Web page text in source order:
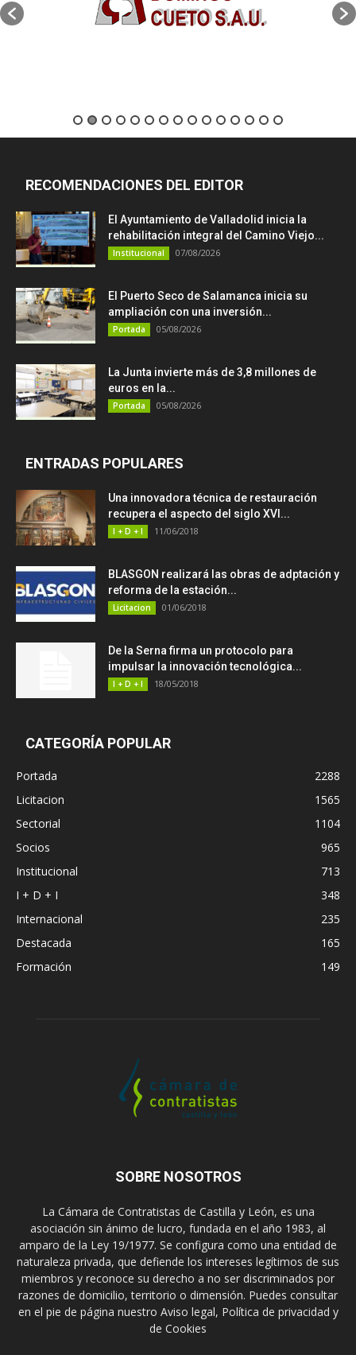
RECOMENDACIONES DEL EDITOR
El Ayuntamiento de Valladolid inicia la
rehabilitación integral del Camino Viejo...
Institucional 07/08/2026
El Puerto Seco de Salamanca inicia su
ampliación con una inversión...
Portada 05/08/2026
La Junta invierte más de 3,8 millones de
euros en la...
Portada 05/08/2026
ENTRADAS POPULARES
Una innovadora técnica de restauración
recupera el aspecto del siglo XVI...
I + D + I 11/06/2018
BLASGON realizará las obras de adptación y
reforma de la estación...
Licitacion 01/06/2018
De la Serna firma un protocolo para
impulsar la innovación tecnológica...
I + D + I 18/05/2018
CATEGORÍA POPULAR
Portada
2288
Licitacion
1565
Sectorial
1104
Socios
965
Institucional
713
I + D + I
348
Internacional
235
Destacada
165
Formación
149
SOBRE NOSOTROS
La Cámara de Contratistas de Castilla y León, es una
asociación sin ánimo de lucro, fundada en el año 1983, al
amparo de la Ley 19/1977. Se configura como una entidad de
naturaleza privada, que defiende los intereses legítimos de sus
miembros y reconoce su derecho a no ser discriminados por
razones de domicilio, territorio o dimensión. Puedes consultar
en el pie de página nuestro Aviso legal, Política de privacidad y
de Cookies